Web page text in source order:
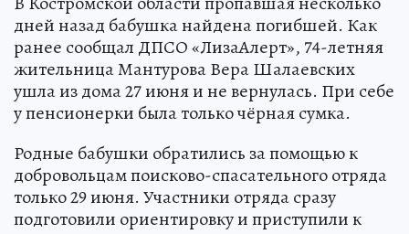
дней назад бабушка найдена погибшей. Как
ранее сообщал ДПСО «ЛизаАлерт», 74-летняя
жительница Мантурова Вера Шалаевских
ушла из дома 27 июня и не вернулась. При себе
у пенсионерки была только чёрная сумка.
Родные бабушки обратились за помощью к
добровольцам поисково-спасательного отряда
только 29 июня. Участники отряда сразу
подготовили ориентировку и приступили к